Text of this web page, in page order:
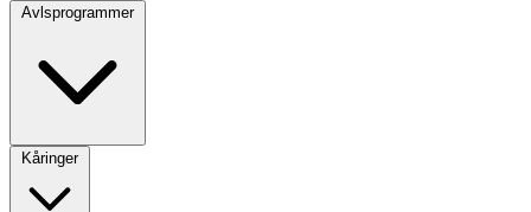
Avlsprogrammer
Kåringer